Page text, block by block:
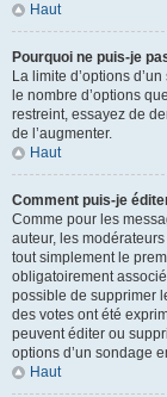
Haut
Pourquoi ne puis-je
La limite d’options
le nombre d’options
restreint, essayez de
de l’augmenter.
Haut
Comment puis-je
Comme pour les
auteur, les
tout simplement le
obligatoirement
possible de supprimer
des votes ont été
peuvent éditer ou
options d’un sondage
Haut